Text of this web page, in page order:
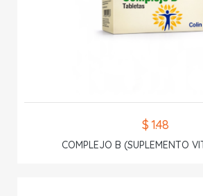
$ 1.48
COMPLEJO B (SUPLEMENTO